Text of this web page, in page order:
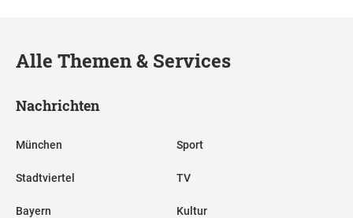
Alle Themen & Services
Nachrichten
München
Stadtviertel
Bayern
Sport
TV
Kultur